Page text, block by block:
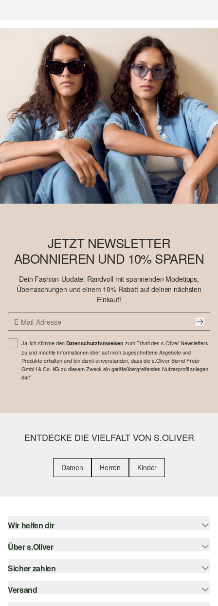
JETZT NEWSLETTER
ABONNIEREN UND 10% SPAREN
Dein Fashion-Update: Randvoll mit spannenden Modetipps,
Überraschungen und einem 10% Rabatt auf deinen nächsten
Einkauf!
Ja, ich stimme den Datenschutzhinweisen zum Erhalt des s.Oliver Newsletters
zu und möchte Informationen über auf mich zugeschnittene Angebote und
Produkte erhalten und bin damit einverstanden, dass die s.Oliver Bernd Freier
GmbH & Co. KG zu diesem Zweck ein geräteübergreifendes Nutzerprofil anlegen
darf.
ENTDECKE DIE VIELFALT VON S.OLIVER
Damen Herren Kinder
Wir helfen dir
Hilfe & FAQ
Größenberatung
Über s.Oliver
s.Oliver Magazin
Whatsapp
Sicher zahlen
Rechnung
Versand